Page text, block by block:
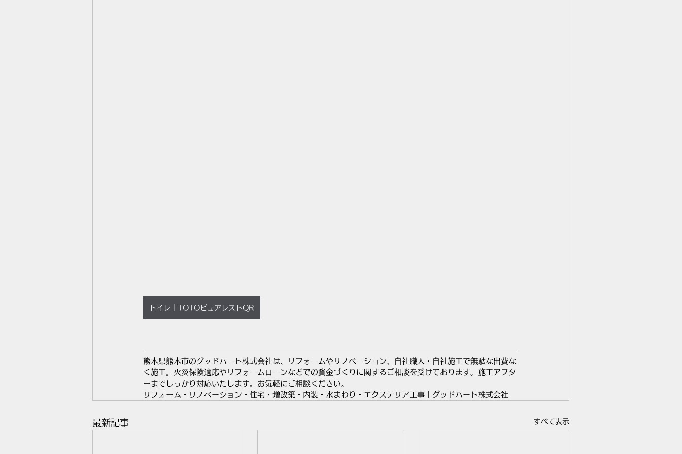
トイレ｜TOTOピュアレストQR
熊本県熊本市のグッドハート株式会社は、リフォームやリノベーション、自社職人・自社施工で無駄な出費な
く施工。火災保険適応やリフォームローンなどでの資金づくりに関するご相談を受けております。施工アフタ
ーまでしっかり対応いたします。お気軽にご相談ください。
リフォーム・リノベーション・住宅・増改築・内装・水まわり・エクステリア工事｜グッドハート株式会社
最新記事 すべて表示